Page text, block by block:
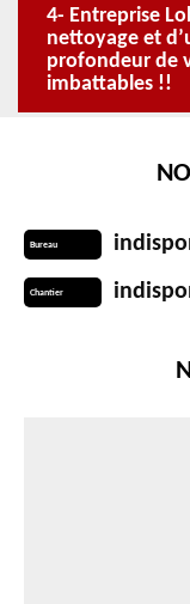
4- Entreprise
nettoyage et
profondeur de
imbattables !!
Bureau
Chantier